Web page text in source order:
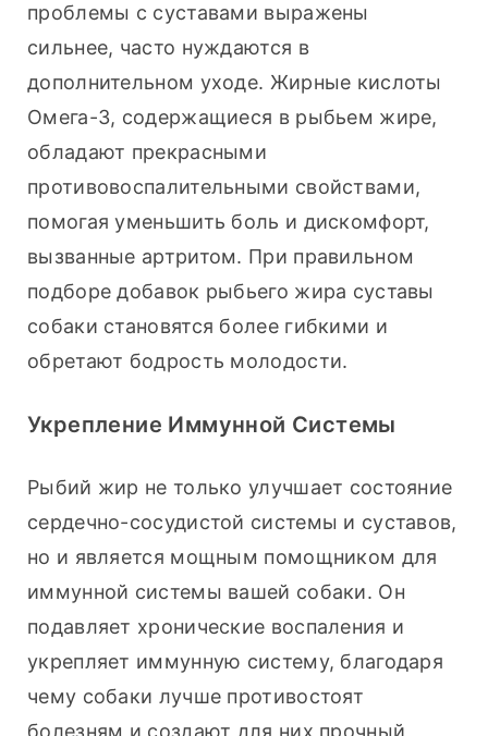
проблемы с суставами выражены
сильнее, часто нуждаются в
дополнительном уходе. Жирные кислоты
Омега-3, содержащиеся в рыбьем жире,
обладают прекрасными
противовоспалительными свойствами,
помогая уменьшить боль и дискомфорт,
вызванные артритом. При правильном
подборе добавок рыбьего жира суставы
собаки становятся более гибкими и
обретают бодрость молодости.
Укрепление Иммунной Системы
Рыбий жир не только улучшает состояние
сердечно-сосудистой системы и суставов,
но и является мощным помощником для
иммунной системы вашей собаки. Он
подавляет хронические воспаления и
укрепляет иммунную систему, благодаря
чему собаки лучше противостоят
болезням и создают для них прочный